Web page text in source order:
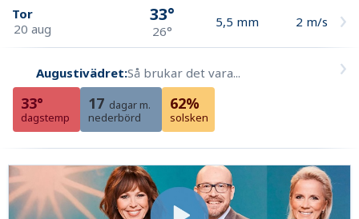
Tor
20 aug
33°
26°
5,5 mm 2 m/s
Augustivädret:Så brukar det vara...
33°
dagstemp
17 dagar m.
nederbörd
62%
solsken